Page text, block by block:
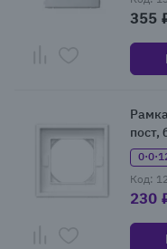
355
пост,
Код:
230